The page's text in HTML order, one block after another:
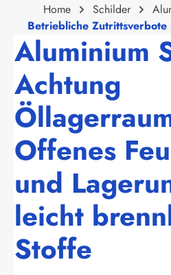
Home Schilder
Betriebliche Zutrittsverbote
Aluminium
Achtung
Offenes
und
leicht
Stoffe